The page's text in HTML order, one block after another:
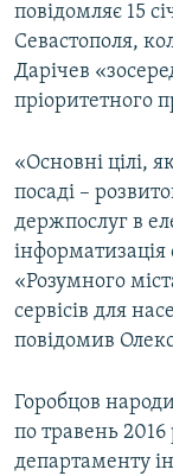
повідомляє 15
Севастополя,
Дарічев
пріоритетного
«Основні цілі,
посаді –
держпослуг в
«Розумного
сервісів для
повідомив
Горобцов
по травень
департаменту